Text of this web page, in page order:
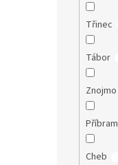
Třinec
Tábor
Znojmo
Příbram
Cheb